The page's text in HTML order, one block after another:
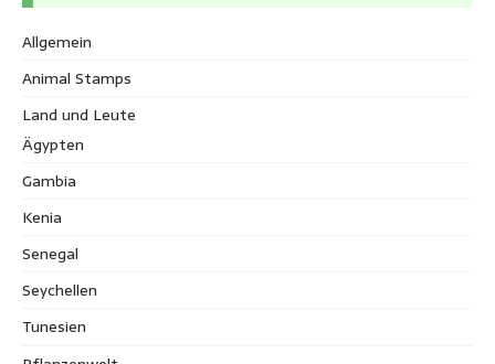
Allgemein
Animal Stamps
Land und Leute
Ägypten
Gambia
Kenia
Senegal
Seychellen
Tunesien